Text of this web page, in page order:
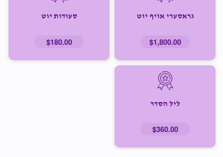
גראסערי אויף יוט
$1,800.00
סעודות יוט
$180.00
ליל הסדר
$360.00